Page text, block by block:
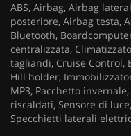
ABS, Airbag, Airbag
posteriore, Airbag testa,
Bluetooth,
centralizzata,
tagliandi, Cruise Control,
Hill holder,
MP3, Pacchetto
riscaldati, Sensore di
Specchietti laterali